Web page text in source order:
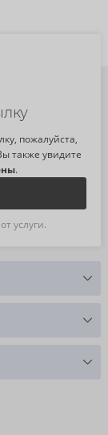
пожалуйста,
также увидите
.
от услуги.